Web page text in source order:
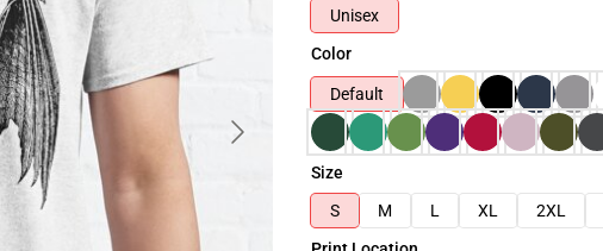
Unisex
Color
Default
Size
S
M L XL 2XL